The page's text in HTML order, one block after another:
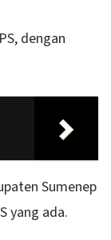
dengan
Sumenep
yang ada.